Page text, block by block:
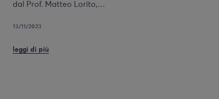
dal Prof. Matteo Lorito,…
13/11/2023
leggi di più